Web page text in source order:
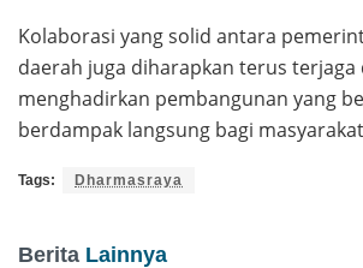
Kolaborasi yang solid antara
daerah juga diharapkan terus terjaga
menghadirkan pembangunan yang
berdampak langsung bagi
Tags: Dharmasraya
Berita Lainnya